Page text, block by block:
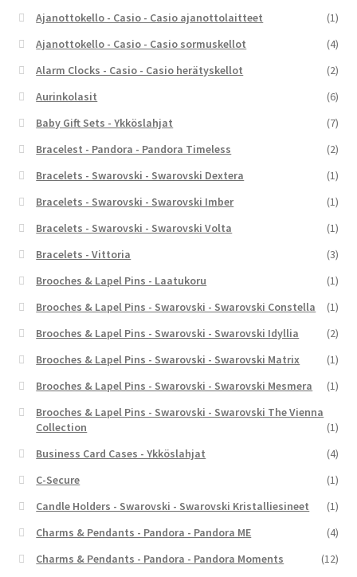
Ajanottokello - Casio - Casio ajanottolaitteet
(1)
Ajanottokello - Casio - Casio sormuskellot
(4)
Alarm Clocks - Casio - Casio herätyskellot
(2)
Aurinkolasit
(6)
Baby Gift Sets - Ykköslahjat
(7)
Bracelest - Pandora - Pandora Timeless
(2)
Bracelets - Swarovski - Swarovski Dextera
(1)
Bracelets - Swarovski - Swarovski Imber
(1)
Bracelets - Swarovski - Swarovski Volta
(1)
Bracelets - Vittoria
(3)
Brooches & Lapel Pins - Laatukoru
(1)
Brooches & Lapel Pins - Swarovski - Swarovski Constella
(1)
Brooches & Lapel Pins - Swarovski - Swarovski Idyllia
(2)
Brooches & Lapel Pins - Swarovski - Swarovski Matrix
(1)
Brooches & Lapel Pins - Swarovski - Swarovski Mesmera
(1)
Brooches & Lapel Pins - Swarovski - Swarovski The Vienna
Collection
(1)
Business Card Cases - Ykköslahjat
(4)
C-Secure
(1)
Candle Holders - Swarovski - Swarovski Kristalliesineet
(1)
Charms & Pendants - Pandora - Pandora ME
(4)
Charms & Pendants - Pandora - Pandora Moments
(12)